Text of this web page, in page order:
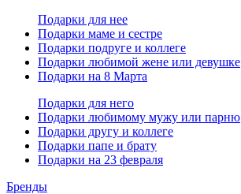
Подарки для нее
Подарки маме и сестре
Подарки подруге и коллеге
Подарки любимой жене или девушке
Подарки на 8 Марта
Подарки для него
Подарки любимому мужу или парню
Подарки другу и коллеге
Подарки папе и брату
Подарки на 23 февраля
Бренды